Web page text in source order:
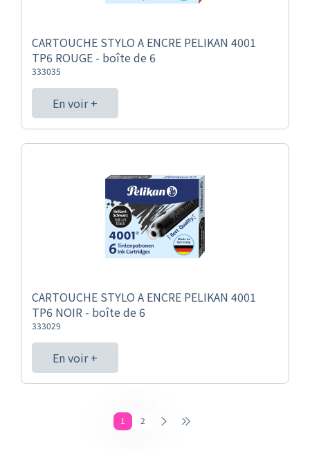
CARTOUCHE STYLO A ENCRE PELIKAN 4001
TP6 ROUGE - boîte de 6
333035
En voir +
CARTOUCHE STYLO A ENCRE PELIKAN 4001
TP6 NOIR - boîte de 6
333029
En voir +
1 2